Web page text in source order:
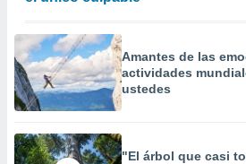
Amantes de las
actividades
ustedes
"El árbol que casi